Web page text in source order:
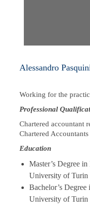
Alessandro
Working for the
Professional
Chartered accountant
Chartered
Education
Master’s Degree
University of Turin
Bachelor’s
University of Turin